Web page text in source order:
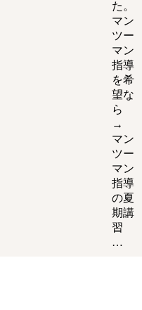
た。
マン
ツー
マン
指導
を希
望な
ら
→
マン
ツー
マン
指導
の夏
期講
習
…